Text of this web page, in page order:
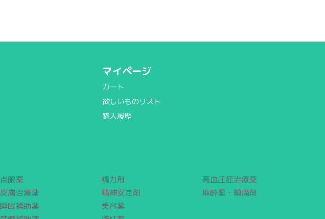
マイページ
カート
欲しいものリスト
購入履歴
点眼薬
皮膚治療薬
睡眠補助薬
精力剤
精神安定剤
美容薬
高血圧症治療薬
麻酔薬・鎮痛剤